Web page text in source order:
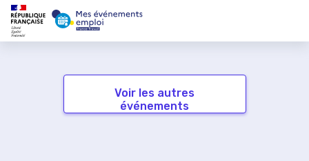
Voir les autres
événements